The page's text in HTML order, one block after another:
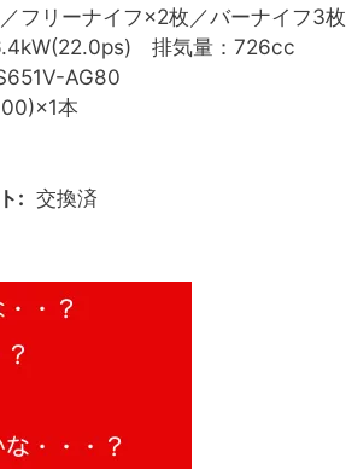
フリーナイフ×2枚／バーナイフ3枚
排気量：726cc
AG80
本
交換済